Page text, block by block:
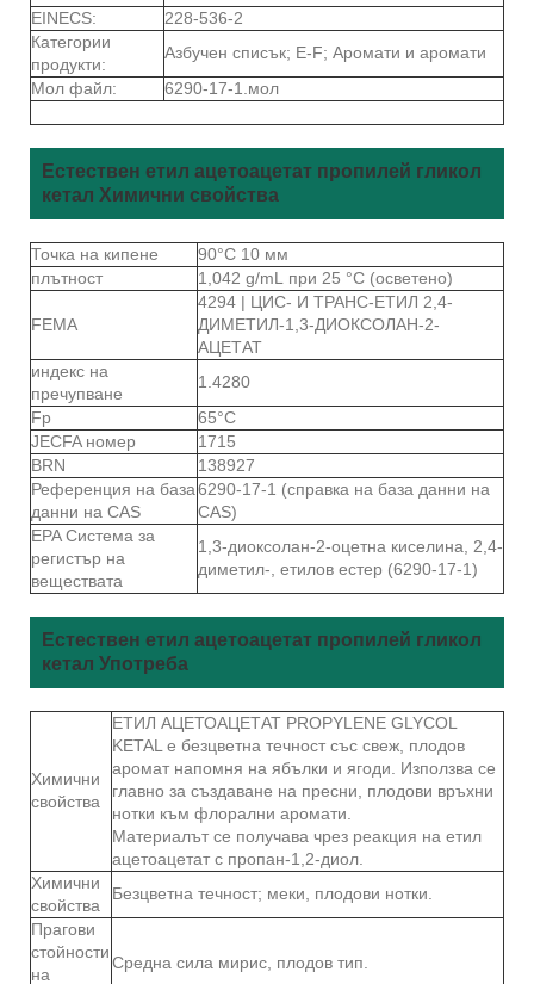
EINECS:
228-536-2
Категории
продукти:
Азбучен списък; E-F; Аромати и аромати
Мол файл:
6290-17-1.мол
Естествен етил ацетоацетат пропилей гликол
кетал Химични свойства
Точка на кипене
90°C 10 мм
плътност
1,042 g/mL при 25 °C (осветено)
FEMA
4294 | ЦИС- И ТРАНС-ЕТИЛ 2,4-
ДИМЕТИЛ-1,3-ДИОКСОЛАН-2-
АЦЕТАТ
индекс на
пречупване
1.4280
Fp
65°C
JECFA номер
1715
BRN
138927
Референция на база
данни на CAS
6290-17-1 (справка на база данни на
CAS)
EPA Система за
регистър на
веществата
1,3-диоксолан-2-оцетна киселина, 2,4-
диметил-, етилов естер (6290-17-1)
Естествен етил ацетоацетат пропилей гликол
кетал Употреба
Химични
свойства
ЕТИЛ АЦЕТОАЦЕТАТ PROPYLENE GLYCOL
KETAL е безцветна течност със свеж, плодов
аромат напомня на ябълки и ягоди. Използва се
главно за създаване на пресни, плодови връхни
нотки към флорални аромати.
Материалът се получава чрез реакция на етил
ацетоацетат с пропан-1,2-диол.
Химични
свойства
Безцветна течност; меки, плодови нотки.
Прагови
стойности
на
Средна сила мирис, плодов тип.